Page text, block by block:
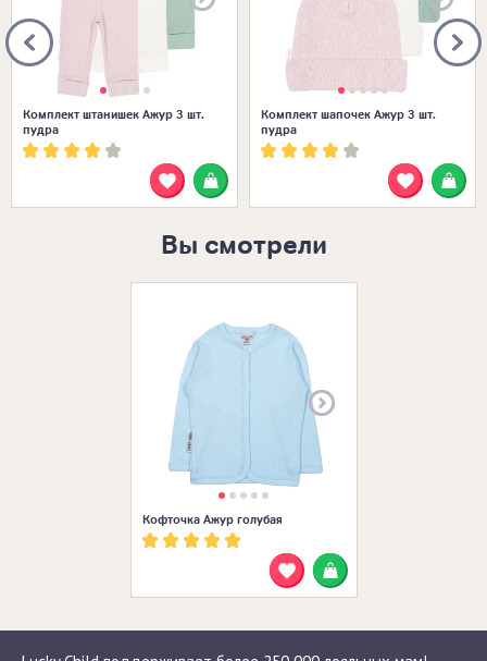
Комплект штанишек Ажур 3 шт.
пудра
Комплект шапочек Ажур 3 шт.
пудра
Вы смотрели
Кофточка Ажур голубая